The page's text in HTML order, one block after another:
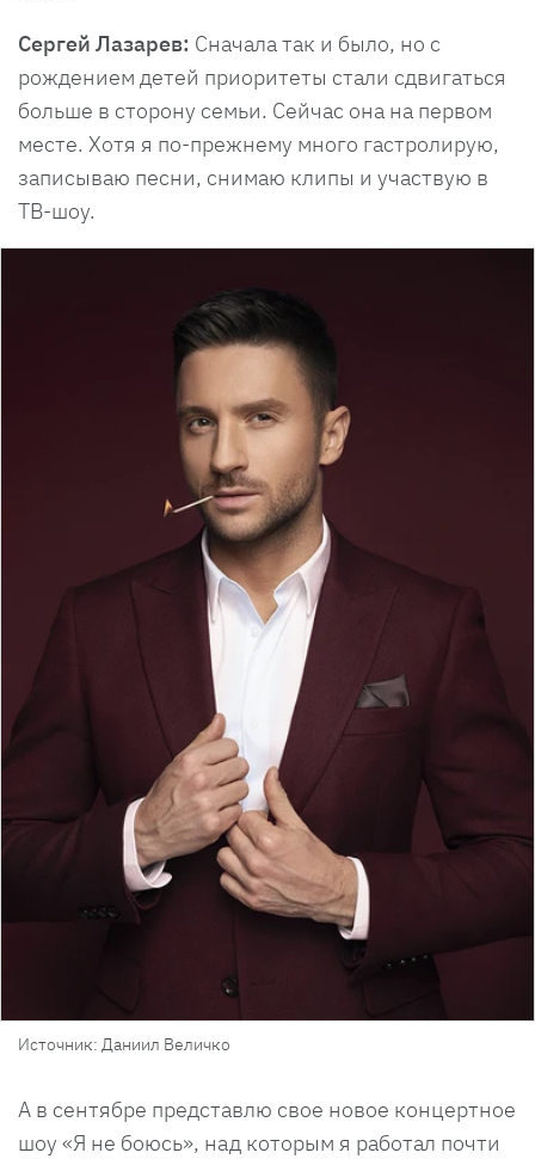
Сергей Лазарев: Сначала так и было, но с
рождением детей приоритеты стали сдвигаться
больше в сторону семьи. Сейчас она на первом
месте. Хотя я по-прежнему много гастролирую,
записываю песни, снимаю клипы и участвую в
ТВ-шоу.
Источник: Даниил Величко
А в сентябре представлю свое новое концертное
шоу «Я не боюсь», над которым я работал почти